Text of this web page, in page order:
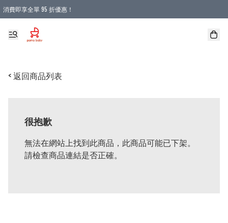
消費即享全單 95 折優惠！
購物滿 HKD 900.00即享免運費優惠！（適用於 本地送貨、本地取貨 )
< 返回商品列表
很抱歉
無法在網站上找到此商品，此商品可能已下架。
請檢查商品連結是否正確。